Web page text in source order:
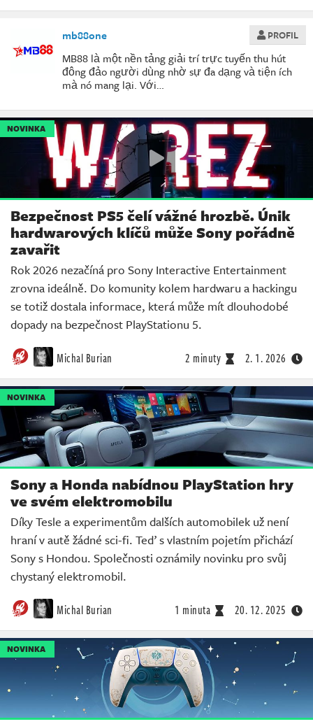
mb88one PROFIL
MB88 là một nền tảng giải trí trực tuyến thu hút
đông đảo người dùng nhờ sự đa dạng và tiện ích
mà nó mang lại. Với…
NOVINKA
Bezpečnost PS5 čelí vážné hrozbě. Únik
hardwarových klíčů může Sony pořádně
zavařit
Rok 2026 nezačíná pro Sony Interactive Entertainment
zrovna ideálně. Do komunity kolem hardwaru a hackingu
se totiž dostala informace, která může mít dlouhodobé
dopady na bezpečnost PlayStationu 5.
Michal Burian 2 minuty 2. 1. 2026
NOVINKA
Sony a Honda nabídnou PlayStation hry
ve svém elektromobilu
Díky Tesle a experimentům dalších automobilek už není
hraní v autě žádné sci-fi. Teď s vlastním pojetím přichází
Sony s Hondou. Společnosti oznámily novinku pro svůj
chystaný elektromobil.
Michal Burian 1 minuta 20. 12. 2025
NOVINKA